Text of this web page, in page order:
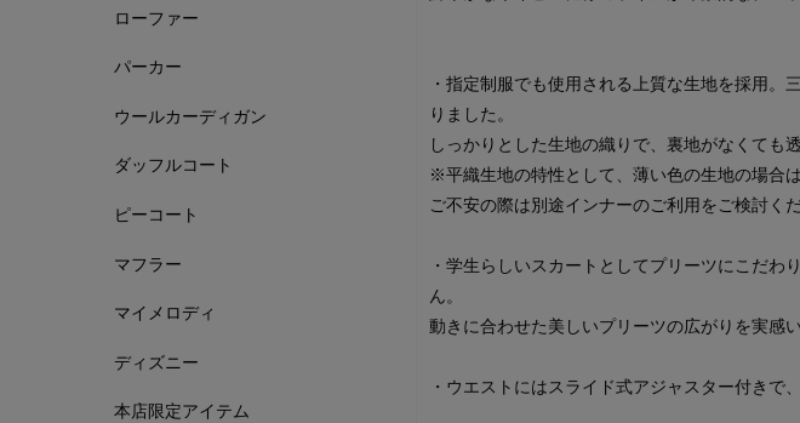
ローファー
パーカー
ウールカーディガン
ダッフルコート
ピーコート
マフラー
マイメロディ
ディズニー
本店限定アイテム
・指定制服でも使用される上質な生地を採用
りました。
しっかりとした生地の織りで、裏地がなくても
※平織生地の特性として、薄い色の生地の場合
ご不安の際は別途インナーのご利用をご検討くだ
・学生らしいスカートとしてプリーツにこだ
ん。
動きに合わせた美しいプリーツの広がりを実感い
・ウエストにはスライド式アジャスター付きで